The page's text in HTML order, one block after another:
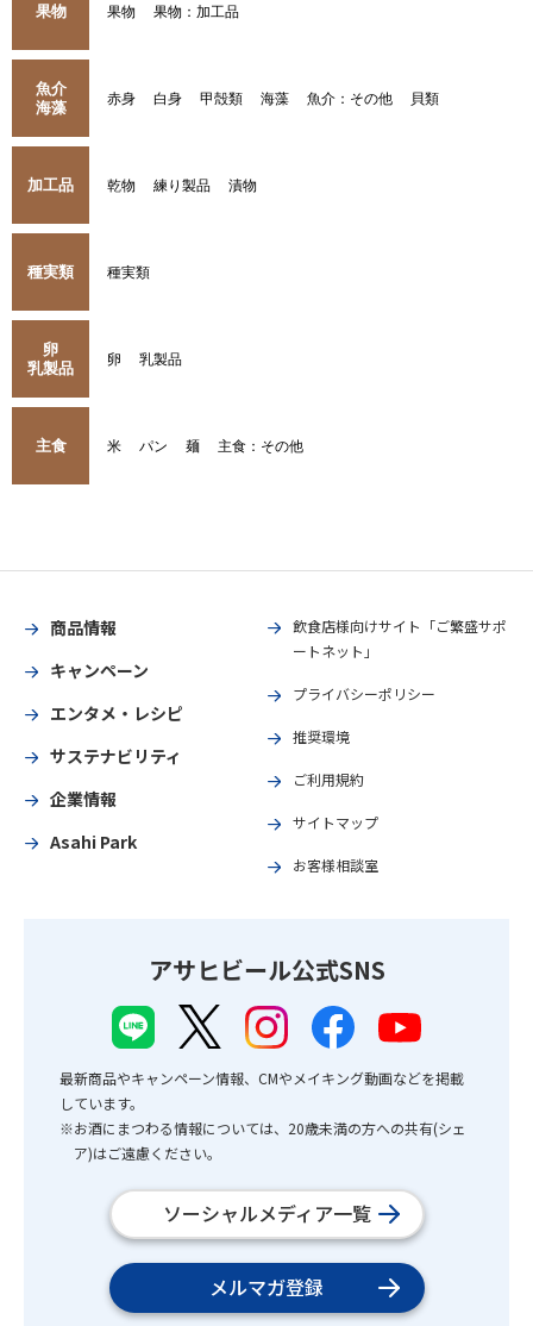
果物 果物 果物：加工品
魚介
海藻
赤身 白身 甲殻類 海藻 魚介：その他 貝類
加工品 乾物 練り製品 漬物
種実類 種実類
卵
乳製品
卵 乳製品
主食 米 パン 麺 主食：その他
商品情報
キャンペーン
エンタメ・レシピ
サステナビリティ
企業情報
Asahi Park
飲食店様向けサイト「ご繁盛サポ
ートネット」
プライバシーポリシー
推奨環境
ご利用規約
サイトマップ
お客様相談室
アサヒビール公式SNS
最新商品やキャンペーン情報、CMやメイキング動画などを掲載
しています。
※お酒にまつわる情報については、20歳未満の方への共有(シェ
ア)はご遠慮ください。
ソーシャルメディア一覧
メルマガ登録